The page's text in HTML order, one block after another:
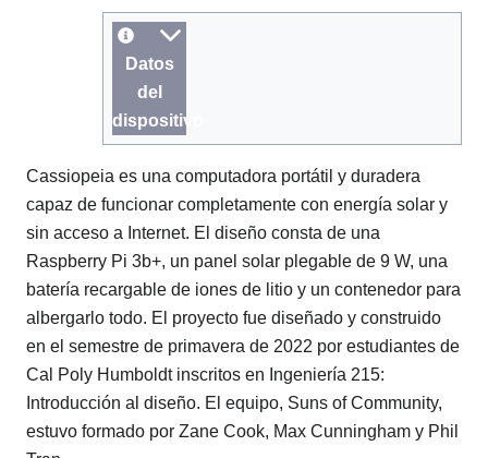
Datos
del
dispositivo
Cassiopeia es una computadora portátil y duradera
capaz de funcionar completamente con energía solar y
sin acceso a Internet. El diseño consta de una
Raspberry Pi 3b+, un panel solar plegable de 9 W, una
batería recargable de iones de litio y un contenedor para
albergarlo todo. El proyecto fue diseñado y construido
en el semestre de primavera de 2022 por estudiantes de
Cal Poly Humboldt inscritos en Ingeniería 215:
Introducción al diseño. El equipo, Suns of Community,
estuvo formado por Zane Cook, Max Cunningham y Phil